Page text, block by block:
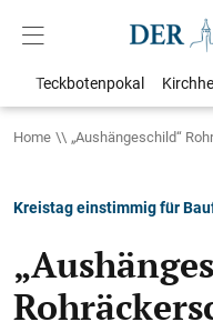
Teckbotenpokal
Home „Aushängeschild“
Kreistag einstimmig für